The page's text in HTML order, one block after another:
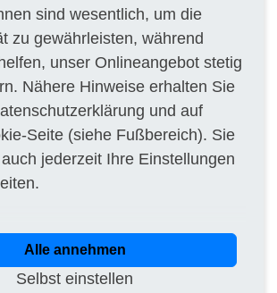
Syke
2024
DE–14476 15.06.2022
orientierende
DE–12099 15.06.2022
zur
Strom
DE–20148 15.06.2022
Reservoire
DE–01326
sind wesentlich, um die
zu gewährleisten, während
unser Onlineangebot stetig
Nähere Hinweise erhalten Sie
und auf
Seite (siehe Fußbereich). Sie
jederzeit Ihre Einstellungen
Alle annehmen
Selbst einstellen